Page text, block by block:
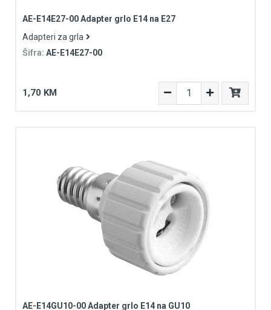
AE-E14E27-00 Adapter grlo E14 na E27
Adapteri za grla
Šifra: AE-E14E27-00
1,70 KM
AE-E14GU10-00 Adapter grlo E14 na GU10